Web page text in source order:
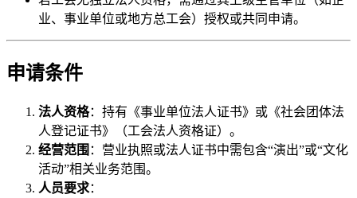
业、事业单位或地方总工会）授权或共同申请。
申请条件
法人资格：持有《事业单位法人证书》或《社会团体法
人登记证书》（工会法人资格证）。
经营范围 ：营业执照或法人证书中需包含“演出”或“文化
活动”相关业务范围。
人员要求：